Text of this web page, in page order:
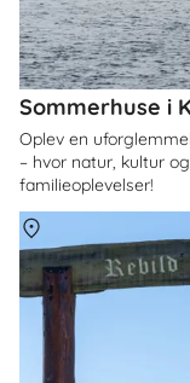
Sommerhuse i
Oplev en
– hvor natur, kultur
familieoplevelser!